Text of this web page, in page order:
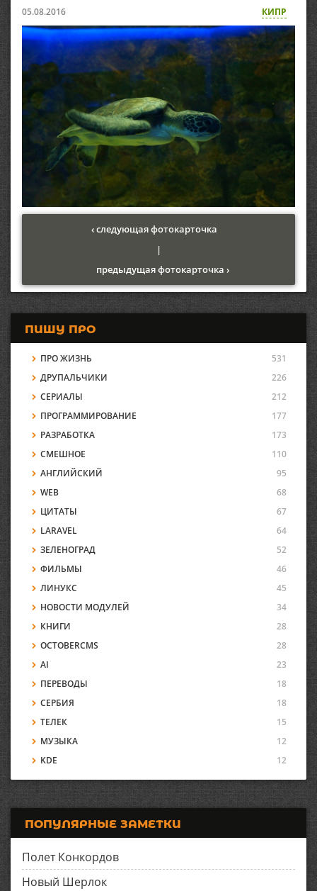
05.08.2016 КИПР
‹ следующая фотокарточка
|
предыдущая фотокарточка ›
ПИШУ ПРО
ПРО ЖИЗНЬ
531
ДРУПАЛЬЧИКИ
226
СЕРИАЛЫ
212
ПРОГРАММИРОВАНИЕ
177
РАЗРАБОТКА
173
СМЕШНОЕ
110
АНГЛИЙСКИЙ
95
WEB
68
ЦИТАТЫ
67
LARAVEL
64
ЗЕЛЕНОГРАД
52
ФИЛЬМЫ
46
ЛИНУКС
45
НОВОСТИ МОДУЛЕЙ
34
КНИГИ
28
OCTOBERCMS
28
AI
23
ПЕРЕВОДЫ
18
СЕРБИЯ
18
ТЕЛЕК
15
МУЗЫКА
12
KDE
12
ПОПУЛЯРНЫЕ ЗАМЕТКИ
Полет Конкордов
Новый Шерлок